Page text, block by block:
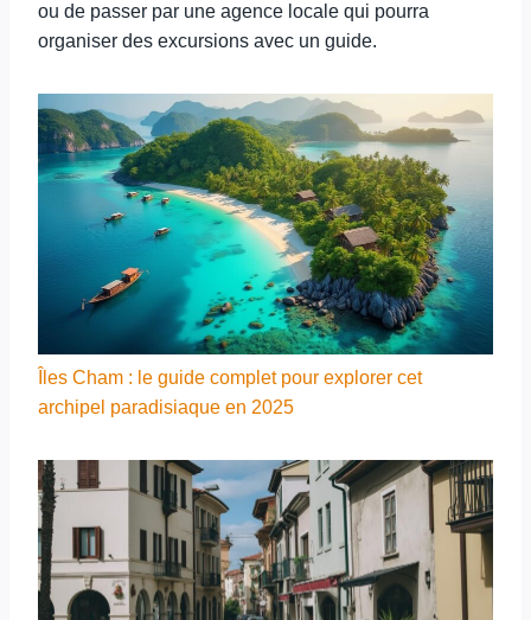
ou de passer par une agence locale qui pourra
organiser des excursions avec un guide.
Îles Cham : le guide complet pour explorer cet
archipel paradisiaque en 2025